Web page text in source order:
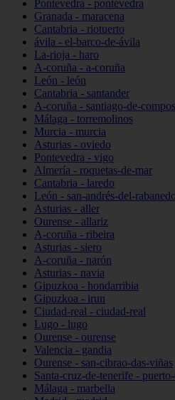
Pontevedra - pontevedra
Granada - maracena
Cantabria - riotuerto
ávila - el-barco-de-ávila
La-rioja - haro
A-coruña - a-coruña
León - león
Cantabria - santander
A-coruña - santiago-de-
Málaga - torremolinos
Murcia - murcia
Asturias - oviedo
Pontevedra - vigo
Almería - roquetas-de-mar
Cantabria - laredo
León - san-andrés-del-rabanedo
Asturias - aller
Ourense - allariz
A-coruña - ribeira
Asturias - siero
A-coruña - narón
Asturias - navia
Gipuzkoa - hondarribia
Gipuzkoa - irun
Ciudad-real - ciudad-real
Lugo - lugo
Ourense - ourense
Valencia - gandia
Ourense - san-cibrao-das-viñas
Santa-cruz-de-tenerife -
Málaga - marbella